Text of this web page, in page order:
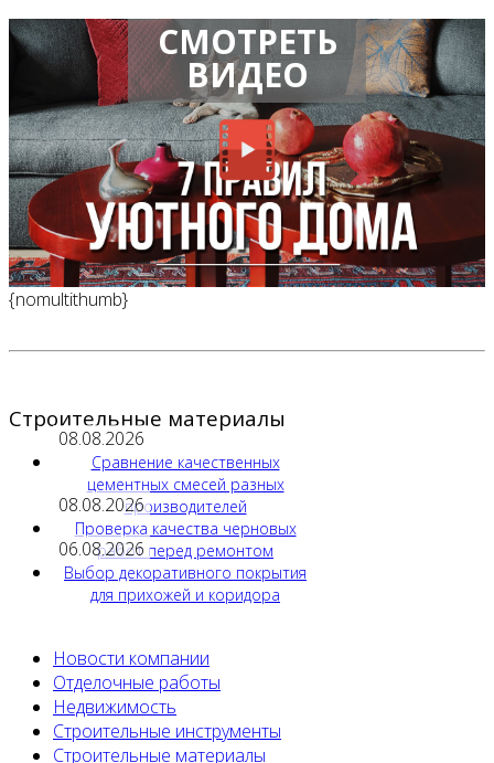
СМОТРЕТЬ
ВИДЕО
{nomultithumb}
Строительные материалы
08.08.2026
Сравнение качественных
цементных смесей разных
производителей
08.08.2026
Проверка качества черновых
работ перед ремонтом
06.08.2026
Выбор декоративного покрытия
для прихожей и коридора
Новости компании
Отделочные работы
Недвижимость
Строительные инструменты
Строительные материалы